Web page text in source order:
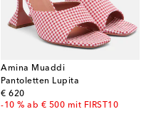
Amina Muaddi
Pantoletten Lupita
€ 620
original price
-10 % ab € 500 mit FIRST10